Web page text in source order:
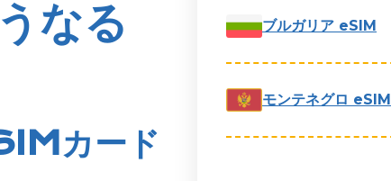
なる
カード
ブルガリア eSIM
モンテネグロ eSIM